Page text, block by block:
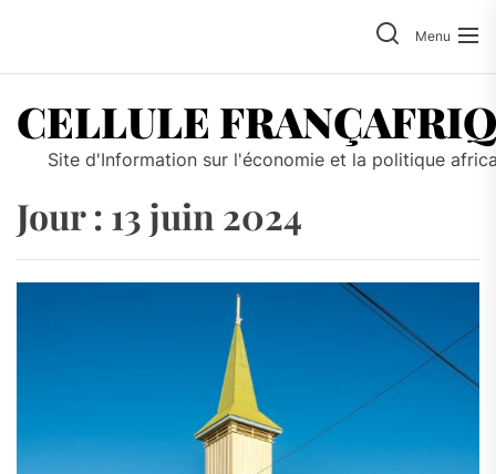
Menu
CELLULE
Site d'Information sur l'économie et la politique
Jour : 13 juin 2024